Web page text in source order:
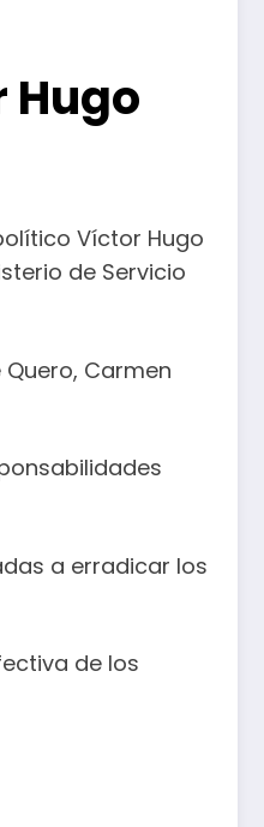
Víctor Hugo
de Servicio
Carmen
a erradicar los
de los